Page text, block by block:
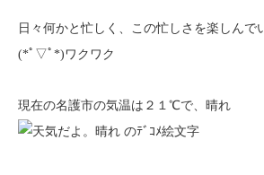
日々何かと忙しく、この忙しさを楽しん
(*ﾟ▽ﾟ*)ワクワク
現在の名護市の気温は２１℃で、晴れ